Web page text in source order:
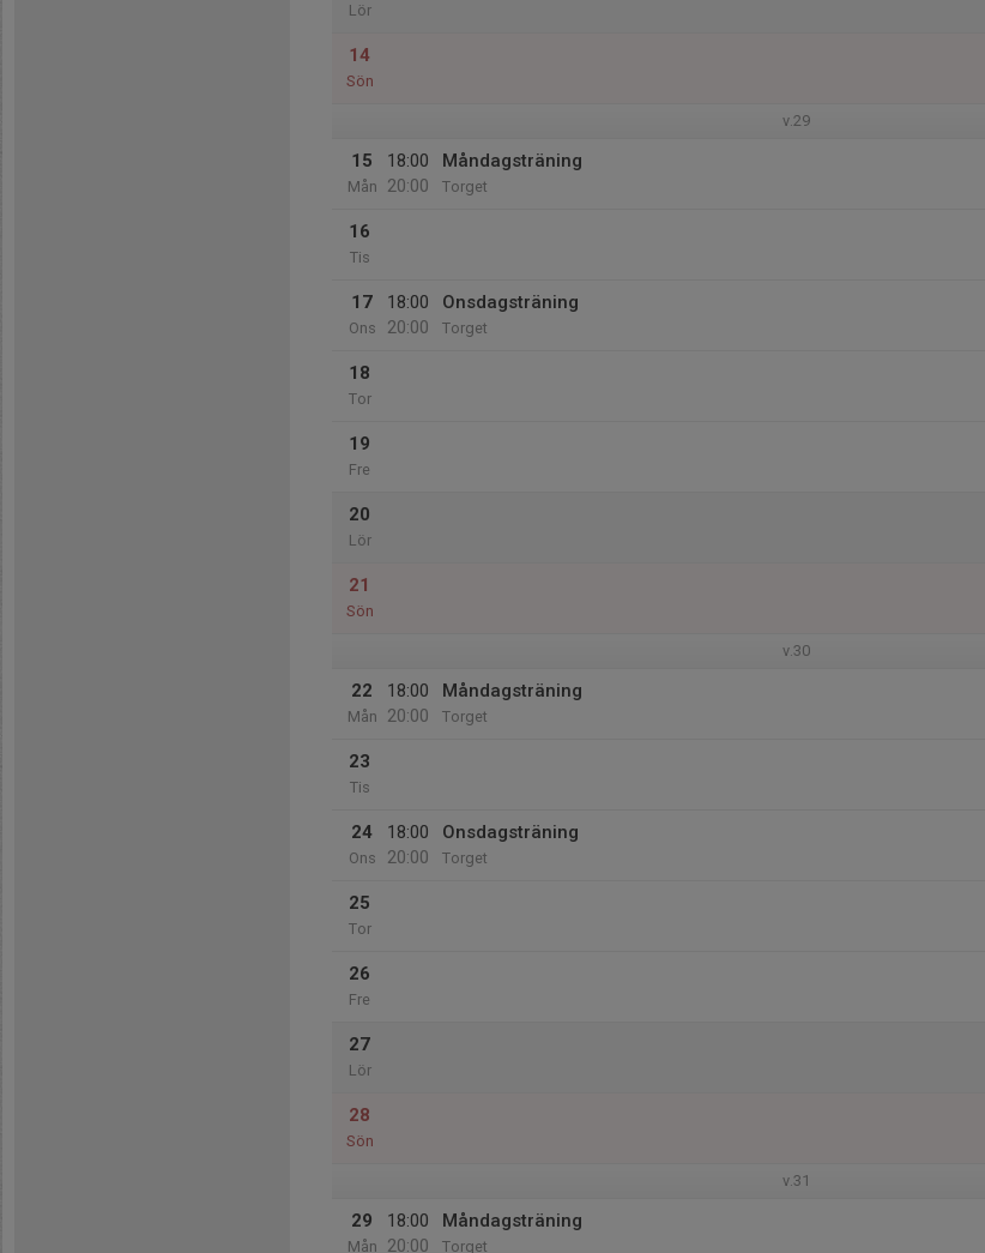
Lör
14
Sön
v.29
15
Mån
18:00
20:00
Måndagsträning
Torget
16
Tis
17
Ons
18:00
20:00
Onsdagsträning
Torget
18
Tor
19
Fre
20
Lör
21
Sön
v.30
22
Mån
18:00
20:00
Måndagsträning
Torget
23
Tis
24
Ons
18:00
20:00
Onsdagsträning
Torget
25
Tor
26
Fre
27
Lör
28
Sön
v.31
29
Mån
18:00
20:00
Måndagsträning
Torget